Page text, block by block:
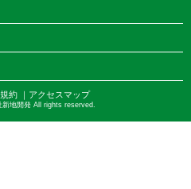
約｜ アクセスマップ
地開発 All rights reserved.